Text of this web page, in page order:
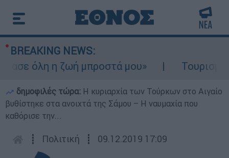
BREAKING NEWS:
όλη η ζωή μπροστά μου»
Τουρισμός
δημοφιλές τώρα: Η κυριαρχία των Τούρκων στο Αιγαίο
βυθίστηκε στα ανοιχτά της Σάμου – Η ναυμαχία που
καθόρισε την...
┋ Πολιτική ┋ 09.12.2019 17:09